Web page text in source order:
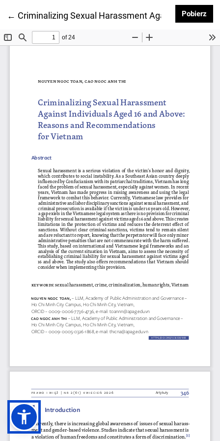
← Wróć do szczegółów artykułu
Criminalizing Sexual Harassment Against Pobierz